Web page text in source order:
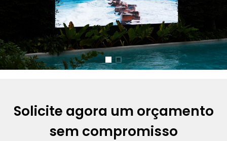
Solicite agora um orçamento
sem compromisso